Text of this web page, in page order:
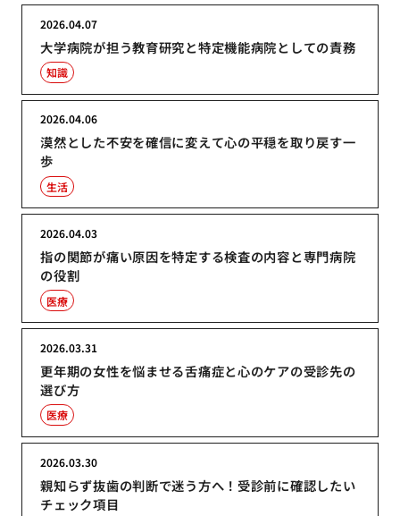
大学病院が担う教育研究と特定機能病院としての責務
2026.04.07
知識
漠然とした不安を確信に変えて心の平穏を取り戻す一
歩
2026.04.06
生活
指の関節が痛い原因を特定する検査の内容と専門病院
の役割
2026.04.03
医療
更年期の女性を悩ませる舌痛症と心のケアの受診先の
選び方
2026.03.31
医療
親知らず抜歯の判断で迷う方へ！受診前に確認したい
チェック項目
2026.03.30